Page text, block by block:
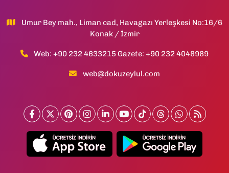
Umur Bey mah., Liman cad, Havagazı Yerleşkesi No:16/6
Konak / İzmir
Web: +90 232 4633215 Gazete: +90 232 4048989
web@dokuzeylul.com